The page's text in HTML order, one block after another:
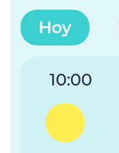
Hoy
10:00